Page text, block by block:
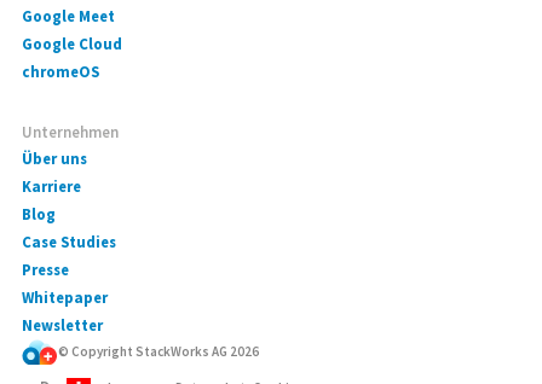
Google Meet
Google Cloud
chromeOS
Unternehmen
Über uns
Karriere
Blog
Case Studies
Presse
Whitepaper
Newsletter
© Copyright StackWorks AG 2026